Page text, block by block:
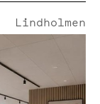
Lindholmen